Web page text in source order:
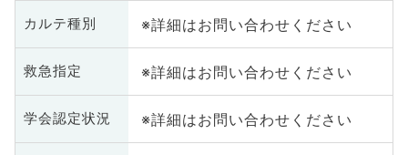
カルテ種別 ※詳細はお問い合わせください
救急指定 ※詳細はお問い合わせください
学会認定状況 ※詳細はお問い合わせください